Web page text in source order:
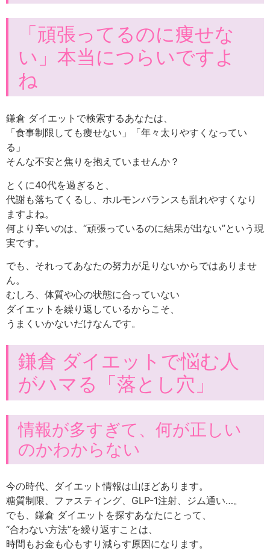
「頑張ってるのに痩せな
い」本当につらいですよ
ね
鎌倉 ダイエットで検索するあなたは、
「食事制限しても痩せない」「年々太りやすくなってい
る」
そんな不安と焦りを抱えていませんか？
とくに40代を過ぎると、
代謝も落ちてくるし、ホルモンバランスも乱れやすくなり
ますよね。
何より辛いのは、“頑張っているのに結果が出ない”という現
実です。
でも、それってあなたの努力が足りないからではありませ
ん。
むしろ、体質や心の状態に合っていない
ダイエットを繰り返しているからこそ、
うまくいかないだけなんです。
鎌倉 ダイエットで悩む人
がハマる「落とし穴」
情報が多すぎて、何が正しい
のかわからない
今の時代、ダイエット情報は山ほどあります。
糖質制限、ファスティング、GLP-1注射、ジム通い…。
でも、鎌倉 ダイエットを探すあなたにとって、
“合わない方法”を繰り返すことは、
時間もお金も心もすり減らす原因になります。